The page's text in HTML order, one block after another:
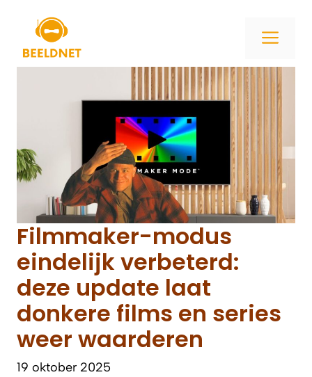
inhoud
Filmmaker-modus
eindelijk verbeterd:
deze update laat
donkere films en series
weer waarderen
19 oktober 2025